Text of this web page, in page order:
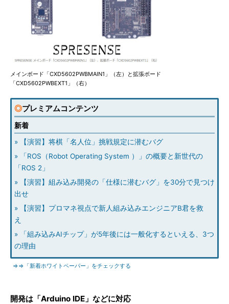
メインボード「CXD5602PWBMAIN1」（左）と拡張ボード
「CXD5602PWBEXT1」（右）
◎プレミアムコンテンツ
新着
» 【演習】将棋「名人位」挑戦規定に潜むバグ
» 「ROS（Robot Operating System ）」の概要と新世代の
「ROS 2」
» 【演習】組み込み開発の「仕様に潜むバグ」を30分で見つけ
出せ
» 【演習】プロマネ視点で新人組み込みエンジニアB君を救
え
» 「組み込みAIチップ」が5年後には一般化するといえる、3つ
の理由
⇒⇒「新着ホワイトペーパー」をチェックする
開発は「Arduino IDE」などに対応